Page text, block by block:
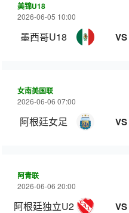
美锦U18
2026-06-05 10:00
墨西哥U18 VS
女南美国联
2026-06-06 07:00
阿根廷女足 VS
阿青联
2026-06-06 20:00
阿根廷独立U20 VS